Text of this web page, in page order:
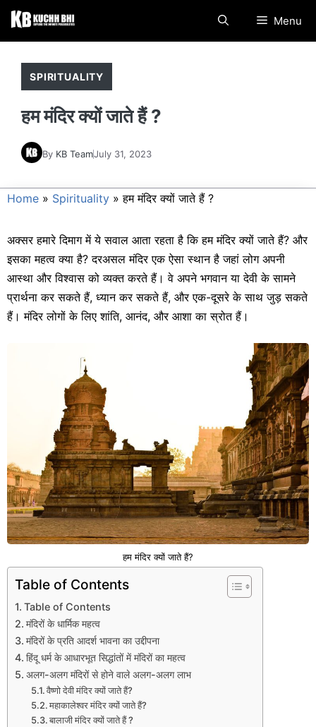
Skip
Menu
SPIRITUALITY
हम मंदिर क्यों जाते हैं ?
By KB TeamJuly 31, 2023
Home » Spirituality »हम मंदिर क्यों जाते हैं ?
अक्सर हमारे दिमाग में ये सवाल आता रहता है कि हम मंदिर क्यों जाते हैं? और
इसका महत्व क्या है? दरअसल मंदिर एक ऐसा स्थान है जहां लोग अपनी
आस्था और विश्वास को व्यक्त करते हैं। वे अपने भगवान या देवी के सामने
प्रार्थना कर सकते हैं, ध्यान कर सकते हैं, और एक-दूसरे के साथ जुड़ सकते
हैं। मंदिर लोगों के लिए शांति, आनंद, और आशा का स्रोत हैं।
हम मंदिर क्यों जाते हैं?
Table of Contents
Table of Contents
मंदिरों के धार्मिक महत्व
मंदिरों के प्रति आदर्श भावना का उद्दीपना
हिंदू धर्म के आधारभूत सिद्धांतों में मंदिरों का महत्व
अलग-अलग मंदिरों से होने वाले अलग-अलग लाभ
वैष्णो देवी मंदिर क्यों जाते हैं?
महाकालेश्वर मंदिर क्यों जाते हैं?
बालाजी मंदिर क्यों जाते हैं ?